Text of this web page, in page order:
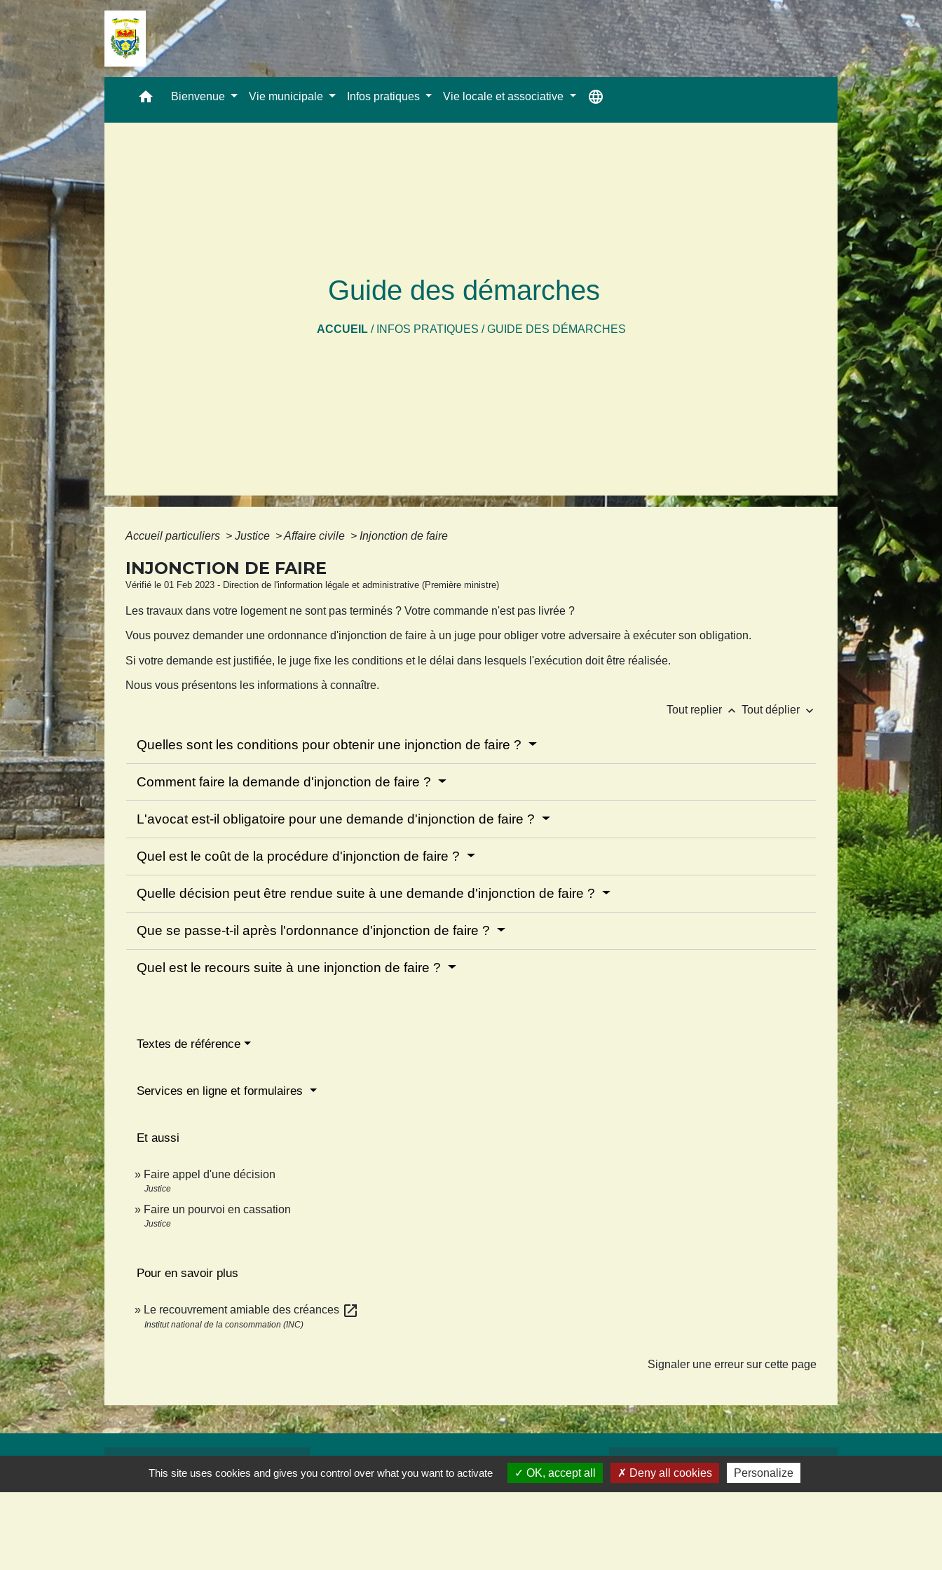
home Bienvenue Vie municipale Infos pratiques Vie locale et associative language
Guide des démarches
ACCUEIL/ INFOS PRATIQUES /GUIDE DES DÉMARCHES
Accueil particuliers > Justice > Affaire civile > Injonction de faire
INJONCTION DE FAIRE
Vérifié le 01 Feb 2023 - Direction de l'information légale et administrative (Première ministre)
Les travaux dans votre logement ne sont pas terminés ? Votre commande n'est pas livrée ?
Vous pouvez demander une ordonnance d'injonction de faire à un juge pour obliger votre adversaire à exécuter son obligation.
Si votre demande est justifiée, le juge fixe les conditions et le délai dans lesquels l'exécution doit être réalisée.
Nous vous présentons les informations à connaître.
Tout replier keyboard_arrow_up Tout déplier keyboard_arrow_down
Quelles sont les conditions pour obtenir une injonction de faire ?
Comment faire la demande d'injonction de faire ?
L'avocat est-il obligatoire pour une demande d'injonction de faire ?
Quel est le coût de la procédure d'injonction de faire ?
Quelle décision peut être rendue suite à une demande d'injonction de faire ?
Que se passe-t-il après l'ordonnance d'injonction de faire ?
Quel est le recours suite à une injonction de faire ?
Textes de référence
Services en ligne et formulaires
Et aussi
Faire appel d'une décision
Justice
Faire un pourvoi en cassation
Justice
Pour en savoir plus
Le recouvrement amiable des créances open_in_new
Institut national de la consommation (INC)
Signaler une erreur sur cette page
Contact et horaires
Commune de Juvigny-sur-Loison
Liens vers sites utiles
This site uses cookies and gives you control over what you want to activate OK, accept all Deny all cookies Personalize